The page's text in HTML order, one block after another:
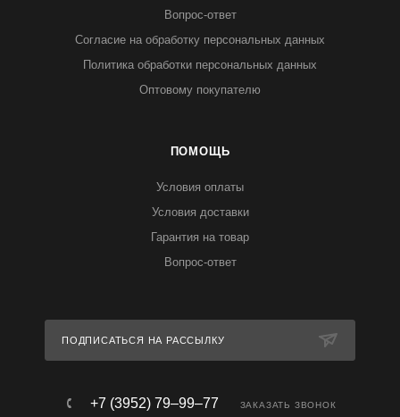
Вопрос-ответ
Согласие на обработку персональных данных
Политика обработки персональных данных
Оптовому покупателю
ПОМОЩЬ
Условия оплаты
Условия доставки
Гарантия на товар
Вопрос-ответ
ПОДПИСАТЬСЯ НА РАССЫЛКУ
+7 (3952) 79‒99‒77 ЗАКАЗАТЬ ЗВОНОК